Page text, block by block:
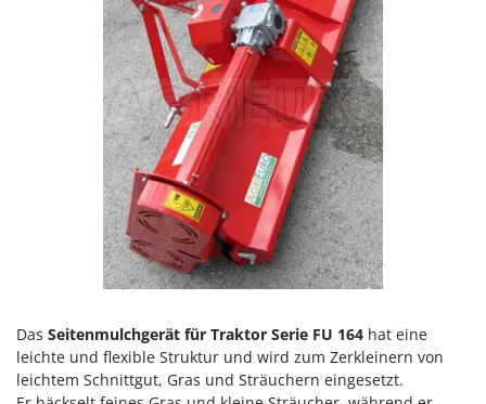
Heckenscheren
Heißluftfritteusen
Heizkanonen und Elektroheizer
Hochdruckreiniger
Hochgrasmäher
Holzbacköfen Außenbereich für Pizza und Braten
Holzspalter
Hubwagen
Kartoffellegemaschine für Traktoren
Kartoffelroder für Traktoren
Kehrmaschinen
Comet
Cresco
Cruccolini
Dal Degan
DeWalt
Diavola Pro
Diesse
Das Seitenmulchgerät für Traktor Serie FU 164 hat eine
leichte und flexible Struktur und wird zum Zerkleinern von
leichtem Schnittgut, Gras und Sträuchern eingesetzt.